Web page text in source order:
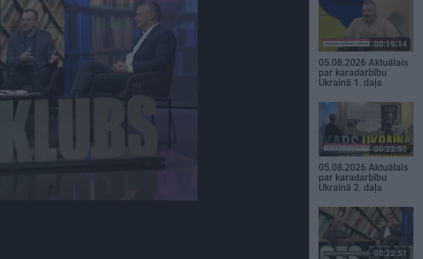
00:19:14
05.08.2026 Aktuālais
par karadarbību
Ukrainā 1. daļa
00:22:50
05.08.2026 Aktuālais
par karadarbību
Ukrainā 2. daļa
00:22:51